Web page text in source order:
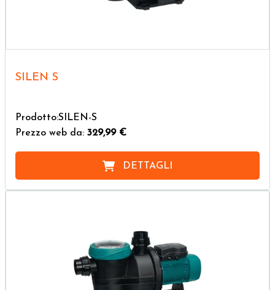
SILEN S
Prodotto:SILEN-S
Prezzo web da: 329,99 €
DETTAGLI